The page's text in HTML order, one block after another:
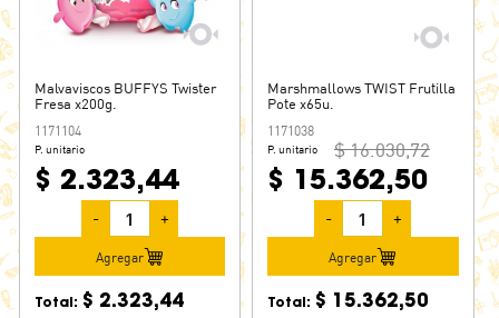
Malvaviscos BUFFYS Twister
Fresa x200g.
1171104
P. unitario
$ 2.323,44
- +
Agregar
Total: $ 2.323,44
Marshmallows TWIST Frutilla
Pote x65u.
1171038
P. unitario $ 16.030,72
$ 15.362,50
- +
Agregar
Total: $ 15.362,50